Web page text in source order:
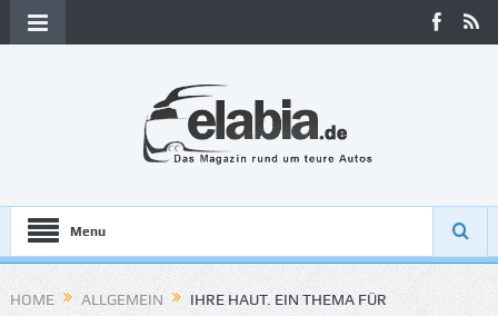
Menu
HOME ALLGEMEIN
IHRE HAUT. EIN THEMA FÜR